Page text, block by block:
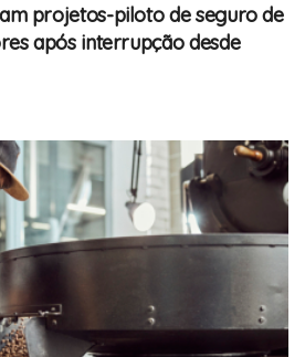
projetos-piloto de seguro de
após interrupção desde